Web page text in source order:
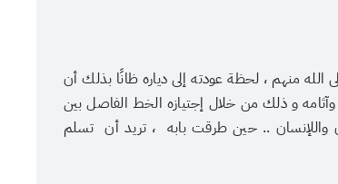
منهم ، لحظة عودته إلى دياره ظانًا بذلك أن
و ذلك من خلال إجتيازه الخط الفاصل بين
واللإنسان .. حين طرقت بابه ، تريد أن تسلم